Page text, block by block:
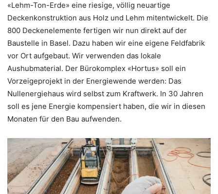
«Lehm-Ton-Erde» eine riesige, völlig neuartige
Deckenkonstruktion aus Holz und Lehm mitentwickelt. Die
800 Deckenelemente fertigen wir nun direkt auf der
Baustelle in Basel. Dazu haben wir eine eigene Feldfabrik
vor Ort aufgebaut. Wir verwenden das lokale
Aushubmaterial. Der Bürokomplex «Hortus» soll ein
Vorzeigeprojekt in der Energiewende werden: Das
Nullenergiehaus wird selbst zum Kraftwerk. In 30 Jahren
soll es jene Energie kompensiert haben, die wir in diesen
Monaten für den Bau aufwenden.